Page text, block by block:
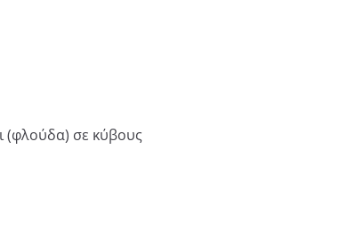
(φλούδα) σε κύβους